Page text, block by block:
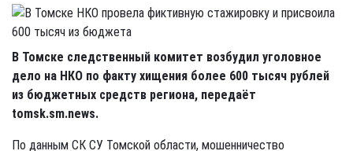
В Томске следственный комитет возбудил уголовное
дело на НКО по факту хищения более 600 тысяч рублей
из бюджетных средств региона, передаёт
tomsk.sm.news.
По данным СК СУ Томской области, мошенничество